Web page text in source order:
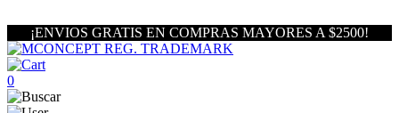
¡ENVIOS GRATIS EN COMPRAS MAYORES A $2500!
0